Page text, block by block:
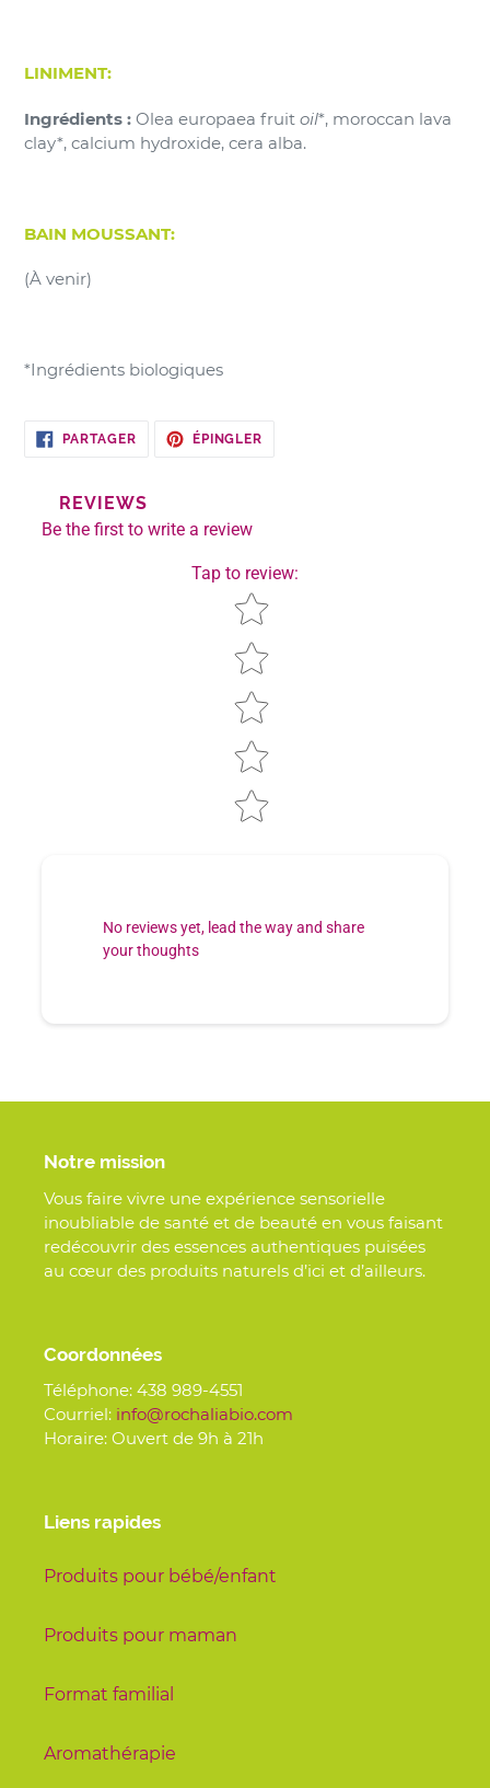
LINIMENT:
Ingrédients : Olea europaea fruit oil*, moroccan lava
clay*, calcium hydroxide, cera alba.
BAIN MOUSSANT:
(À venir)
*Ingrédients biologiques
PARTAGERPARTAGERÉPINGLER
REVIEWS
Be the first to write a review
Tap to review:
Star rating
No reviews yet, lead the way and share
your thoughts
Notre mission
Vous faire vivre une expérience sensorielle
inoubliable de santé et de beauté en vous faisant
redécouvrir des essences authentiques puisées
au cœur des produits naturels d’ici et d’ailleurs.
Coordonnées
Téléphone: 438 989-4551
Courriel: info@rochaliabio.com
Horaire: Ouvert de 9h à 21h
Liens rapides
Produits pour bébé/enfant
Produits pour maman
Format familial
Aromathérapie